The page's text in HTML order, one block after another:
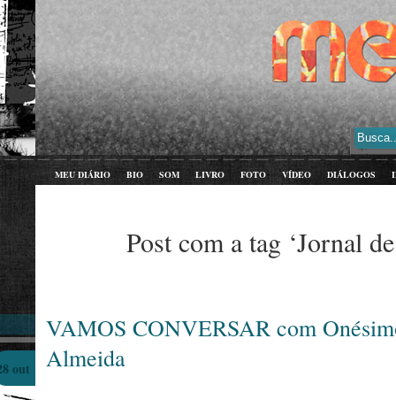
MEU DIÁRIO BIO SOM LIVRO FOTO VÍDEO DIÁLOGOS
Post com a tag ‘Jornal
VAMOS CONVERSAR com
Almeida
out